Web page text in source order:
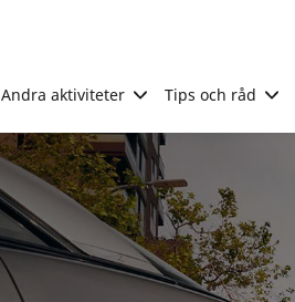
Andra aktiviteter Tips och råd